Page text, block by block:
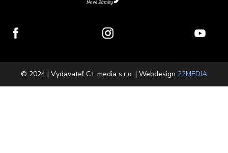
© 2024 | Vydavateľ C+ media s.r.o. | Webdesign 22MEDIA